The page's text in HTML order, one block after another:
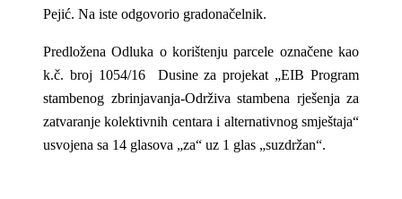
Pejić. Na iste odgovorio gradonačelnik.
PredloženaOdluka o korištenju parcele označene kao
k.č. broj 1054/16 Dusine za projekat „EIB Program
stambenog zbrinjavanja-Održiva stambena rješenja za
zatvaranje kolektivnih centara i alternativnog smještaja“
usvojena sa 14 glasova „za“ uz 1 glas „suzdržan“.